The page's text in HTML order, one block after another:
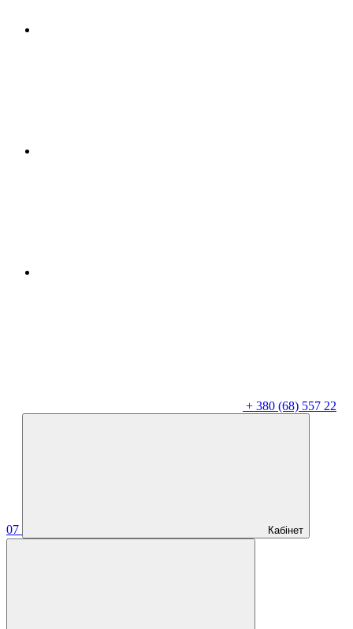
+ 380 (68) 557 22
07 Кабінет